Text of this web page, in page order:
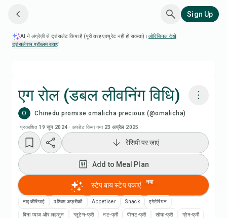
Sign Up
AI ने अंग्रेज़ी से ट्रांसलेट किया है (पूरी तरह एक्यूरेट नहीं हो सकता)। ओरिजिनल देखें·
ट्रांसलेशन प्रॉब्लम बताएं
एग रोल (डबल लीवनिंग विधि)
O Chinedu promise omalicha precious (@omalicha)
प्रकाशित 19 जून 2024 · अपडेट किया गया 23 अप्रैल 2025
Add to Meal Plan
Add to Shopping List
रेसिपी नोट्स
रेसिपी पर जाएं
Add to Meal Plan
स्टेप बाय स्टेप पकाएं नया
नाइजीरियाई पश्चिम अफ्रीकी Appetiser Snack एगेटेरियन
बिना प्याज और लहसुन ग्लूटेन-फ्री नट-फ्री पीनट-फ्री सोया-फ्री ग्रेन-फ्री